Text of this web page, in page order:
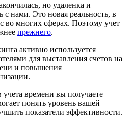
но удаленка и
с нами. Это новая реальность, в
во многих сферах. Поэтому учет
прежнего.
активно используется
для выставления счетов на
и повышения
времени вы получаете
понять уровень вашей
показатели эффективности.